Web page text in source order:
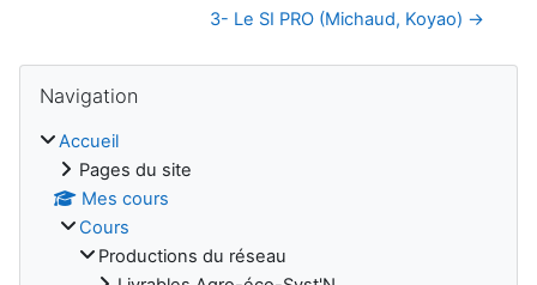
3- Le SI PRO (Michaud, Koyao) →
Blocs
Navigation
Accueil
Pages du site
Mes cours
Cours
Productions du réseau